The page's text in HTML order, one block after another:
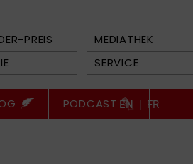
PREIS
MEDIATHEK
SERVICE
PODCAST EN | FR